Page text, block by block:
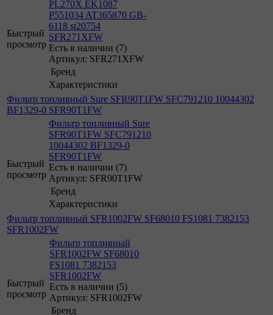
Быстрый
просмотр
PL270X EK1087
P551034 AT365870 GB-
6118 st20754
SFR271XFW
Есть в наличии (7)
Артикул: SFR271XFW
Бренд
Характеристики
Фильтр топливный Sure SFR90T1FW SFC791210 10044302
BF1329-0 SFR90T1FW
Быстрый
просмотр
Фильтр топливный Sure
SFR90T1FW SFC791210
10044302 BF1329-0
SFR90T1FW
Есть в наличии (7)
Артикул: SFR90T1FW
Бренд
Характеристики
Фильтр топливный SFR1002FW SF68010 FS1081 7382153
SFR1002FW
Быстрый
просмотр
Фильтр топливный
SFR1002FW SF68010
FS1081 7382153
SFR1002FW
Есть в наличии (5)
Артикул: SFR1002FW
Бренд